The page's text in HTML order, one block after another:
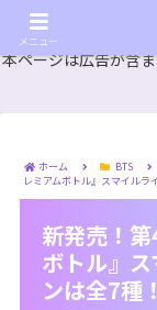
『In the SOOP BTS ver.』シ
本ページは広告が含
ホーム BTS
レミアムボトル』スマイルラ
新発売！
ボトル』
ンは全7種
メニュー